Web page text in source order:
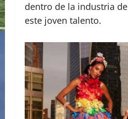
dentro de la industria
este joven talento.